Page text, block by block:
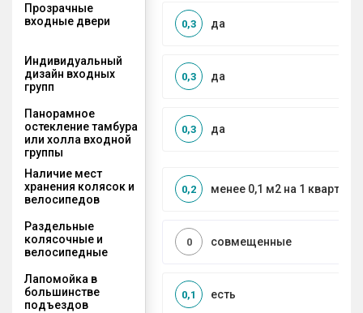
Прозрачные
входные двери
да
0,3
Индивидуальный
дизайн входных
групп
да
0,3
Панорамное
остекление тамбура
или холла входной
группы
да
0,3
Наличие мест
хранения колясок и
велосипедов
менее 0,1 м2 на 1 квартиру
0,2
Раздельные
колясочные и
велосипедные
совмещенные
0
Лапомойка в
большинстве
подъездов
есть
0,1